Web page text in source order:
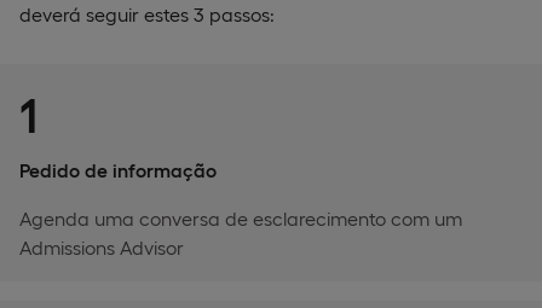
deverá seguir estes 3 passos:
1
Pedido de informação
Agenda uma conversa de esclarecimento com um
Admissions Advisor